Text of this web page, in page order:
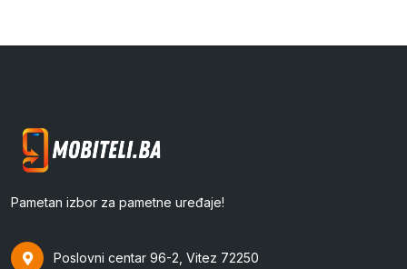
Pametan izbor za pametne uređaje!
Poslovni centar 96-2, Vitez 72250